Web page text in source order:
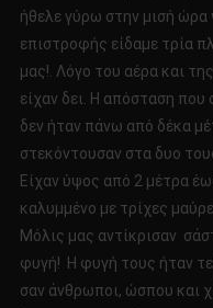
ήθελε γύρω στην μισή ώρα
επιστροφής είδαμε τρία
μας!. Λόγο του αέρα και
είχαν δει. Η απόσταση που
δεν ήταν πάνω από δέκα
στεκόντουσαν στα δυο
Είχαν ύψος από 2 μέτρα
καλυμμένο με τρίχες
Μόλις μας αντίκρισαν
φυγή! Η φυγή τους ήταν
σαν άνθρωποι, ώσπου και